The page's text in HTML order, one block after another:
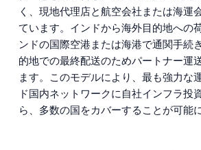
く、現地代理店と航空会社または海運
ています。インドから海外目的地への
ンドの国際空港または海港で通関手続
的地での最終配送のためパートナー運
ます。このモデルにより、最も強力な
ド国内ネットワークに自社インフラ投
ら、多数の国をカバーすることが可能